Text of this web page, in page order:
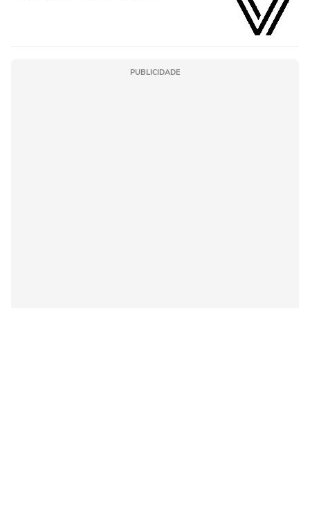
PUBLICIDADE